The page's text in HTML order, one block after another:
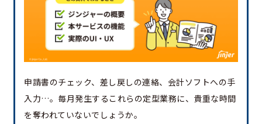
申請書のチェック、差し戻しの連絡、会計ソフトへの手
入力…。毎月発生するこれらの定型業務に、貴重な時間
を奪われていないでしょうか。